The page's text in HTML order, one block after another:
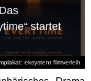
eksystent filmverleih
startet